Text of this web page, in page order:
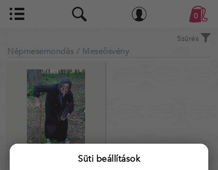
0
Szűrés
Népmesemondás / Meseösvény
Süti beállítások